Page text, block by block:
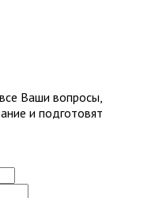
Ваши вопросы,
и подготовят